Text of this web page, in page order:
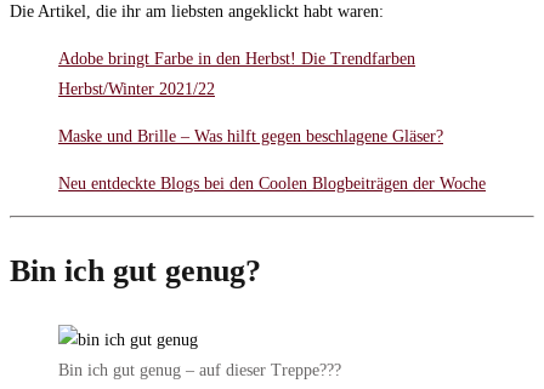
Die Artikel, die ihr am liebsten angeklickt habt waren:
Adobe bringt Farbe in den Herbst! Die Trendfarben
Herbst/Winter 2021/22
Maske und Brille – Was hilft gegen beschlagene Gläser?
Neu entdeckte Blogs bei den Coolen Blogbeiträgen der Woche
Bin ich gut genug?
Bin ich gut genug – auf dieser Treppe???